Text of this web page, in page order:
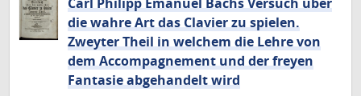
die wahre Art das Clavier zu spielen.
Zweyter Theil in welchem die Lehre von
dem Accompagnement und der freyen
Fantasie abgehandelt wird